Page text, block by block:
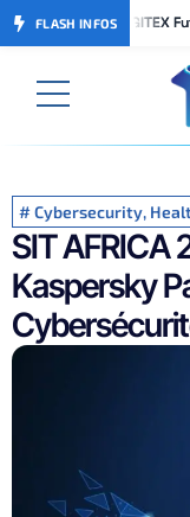
FLASH INFOS GITEX
GITEX
#Cybersecurity,
SIT AFRICA
Kaspersky